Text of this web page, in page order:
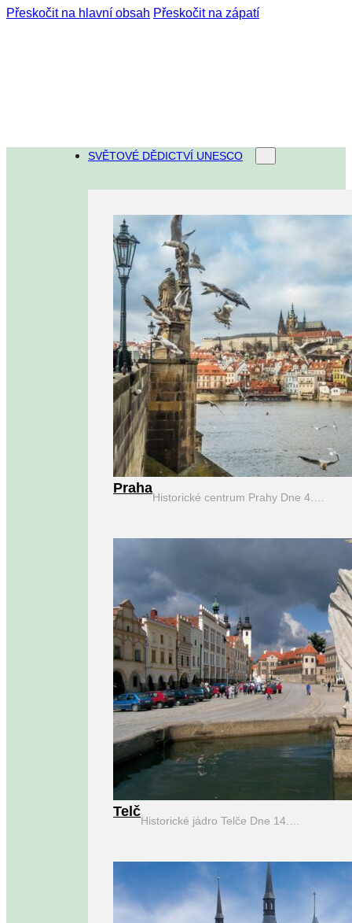
Přeskočit na hlavní obsah Přeskočit na zápatí
SVĚTOVÉ DĚDICTVÍ UNESCO
Praha
Historické centrum Prahy Dne 4.…
Telč
Historické jádro Telče Dne 14.…